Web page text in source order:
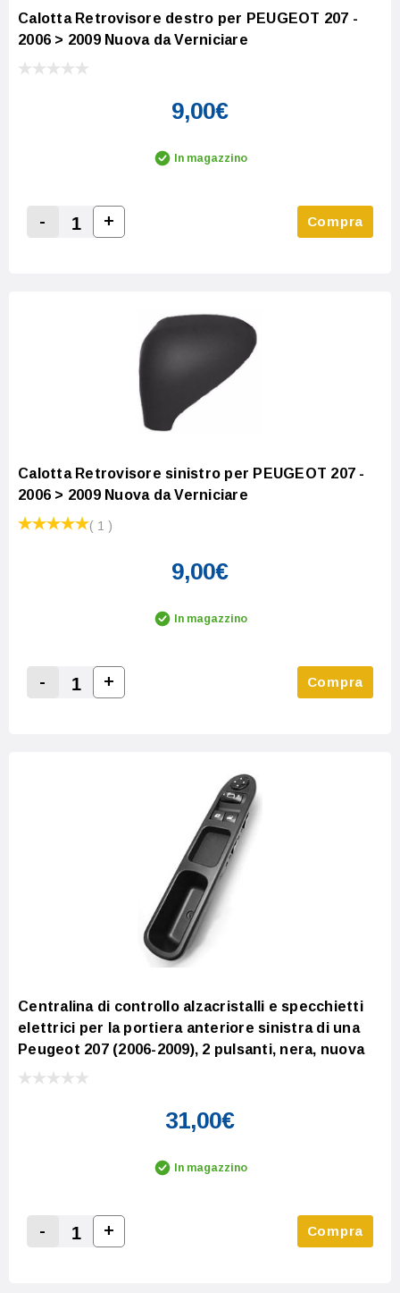
Calotta Retrovisore destro per PEUGEOT 207 -
2006 > 2009 Nuova da Verniciare
9,00€
In magazzino
Decrease Quantity:
-
Increase Quantity:
+ Compra
Calotta Retrovisore sinistro per PEUGEOT 207 -
2006 > 2009 Nuova da Verniciare
( 1 )
9,00€
In magazzino
Decrease Quantity:
-
Increase Quantity:
+ Compra
Centralina di controllo alzacristalli e specchietti
elettrici per la portiera anteriore sinistra di una
Peugeot 207 (2006-2009), 2 pulsanti, nera, nuova
31,00€
In magazzino
Decrease Quantity:
-
Increase Quantity:
+ Compra